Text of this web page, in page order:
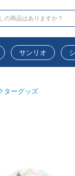
サンリオ
ターグッズ